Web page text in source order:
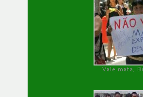
Vale mata,